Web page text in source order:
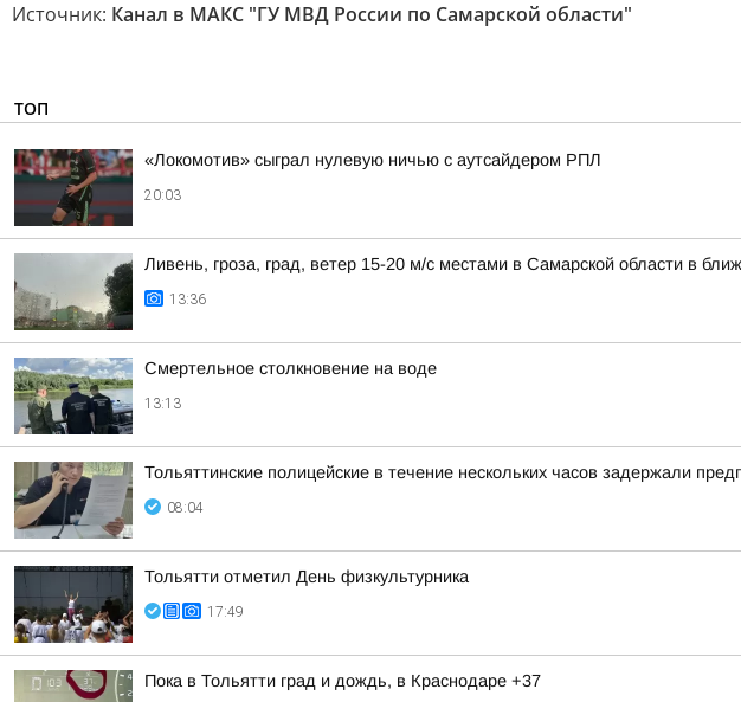
Источник: Канал в МАКС "ГУ МВД России по Самарской области"
ТОП
«Локомотив» сыграл нулевую ничью с аутсайдером РПЛ
20:03
Ливень, гроза, град, ветер 15-20 м/с местами в Самарской области в
13:36
Смертельное столкновение на воде
13:13
Тольяттинские полицейские в течение нескольких часов задержали
08:04
Тольятти отметил День физкультурника
17:49
Пока в Тольятти град и дождь, в Краснодаре +37